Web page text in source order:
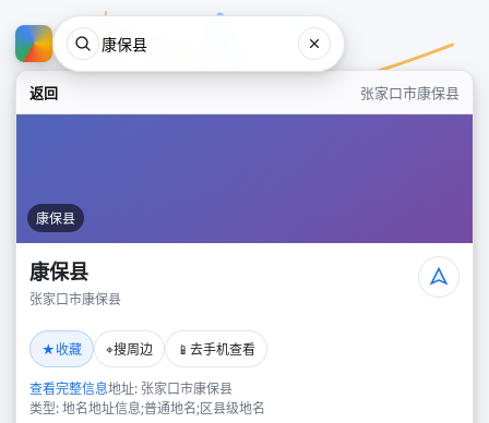
返回 张家口市康保县
康保县
康保县
张家口市康保县
★收藏 ⌖搜周边 📱 去手机查看
查看完整信息地址: 张家口市康保县
类型: 地名地址信息;普通地名;区县级地名